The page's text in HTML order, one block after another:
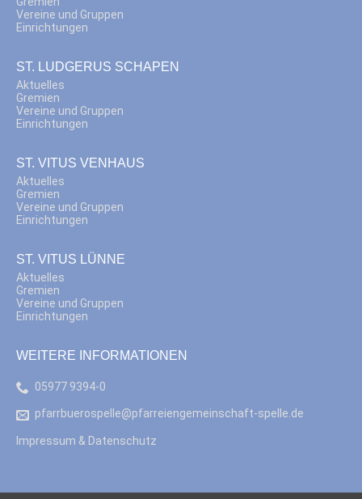
Vereine und Gruppen
Einrichtungen
ST. LUDGERUS SCHAPEN
Aktuelles
Gremien
Vereine und Gruppen
Einrichtungen
ST. VITUS VENHAUS
Aktuelles
Gremien
Vereine und Gruppen
Einrichtungen
ST. VITUS LÜNNE
Aktuelles
Gremien
Vereine und Gruppen
Einrichtungen
WEITERE INFORMATIONEN
05977 9394-0
pfarrbuerospelle@pfarreiengemeinschaft-spelle.de
Impressum & Datenschutz